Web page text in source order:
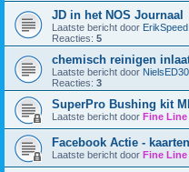
JD in het NOS Journaal
Laatste bericht door ErikSpeed
Reacties: 5
chemisch reinigen
Laatste bericht door NielsED30
Reacties: 3
SuperPro Bushing kit
Laatste bericht door Fine
Facebook Actie -
Laatste bericht door Fine